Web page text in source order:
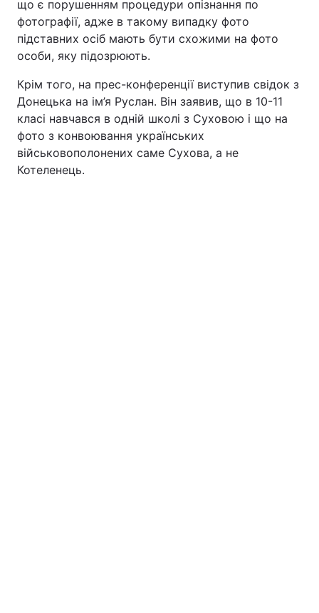
що є порушенням процедури опізнання по
фотографії, адже в такому випадку фото
підставних осіб мають бути схожими на фото
особи, яку підозрюють.
Крім того, на прес-конференції виступив свідок з
Донецька на ім’я Руслан. Він заявив, що в 10-11
класі навчався в одній школі з Суховою і що на
фото з конвоювання українських
військовополонених саме Сухова, а не
Котеленець.